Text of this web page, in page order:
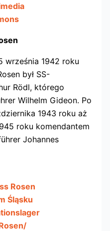
września 1942 roku
był SS-
Rödl, którego
Wilhelm Gideon. Po
1943 roku aż
roku komendantem
Johannes
Rosen
Śląsku